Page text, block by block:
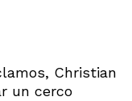
Christian
un cerco